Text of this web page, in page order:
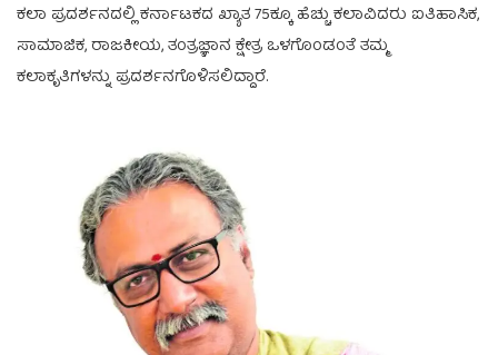
ಕಲಾ ಪ್ರದರ್ಶನದಲ್ಲಿ ಕರ್ನಾಟಕದ ಖ್ಯಾತ 75ಕ್ಕೂ ಹೆಚ್ಚು ಕಲಾವಿದರು ಐತಿಹಾಸಿಕ,
ಸಾಮಾಜಿಕ, ರಾಜಕೀಯ, ತಂತ್ರಜ್ಞಾನ ಕ್ಷೇತ್ರ ಒಳಗೊಂಡಂತೆ ತಮ್ಮ
ಕಲಾಕೃತಿಗಳನ್ನು ಪ್ರದರ್ಶನಗೊಳಿಸಲಿದ್ದಾರೆ.